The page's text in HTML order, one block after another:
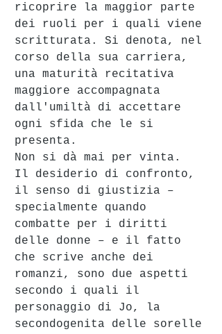
ricoprire la maggior parte
dei ruoli per i quali viene
scritturata. Si denota, nel
corso della sua carriera,
una maturità recitativa
maggiore accompagnata
dall'umiltà di accettare
ogni sfida che le si
presenta.
Non si dà mai per vinta.
Il desiderio di confronto,
il senso di giustizia –
specialmente quando
combatte per i diritti
delle donne – e il fatto
che scrive anche dei
romanzi, sono due aspetti
secondo i quali il
personaggio di Jo, la
secondogenita delle sorelle